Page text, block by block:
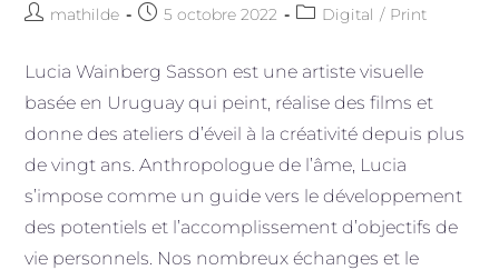
Auteur/autrice
publication :
mathilde
Publication
5 octobre 2022
PostDigital / Print
Lucia Wainberg Sasson est une artiste visuelle
basée en Uruguay qui peint, réalise des films et
donne des ateliers d’éveil à la créativité depuis plus
de vingt ans. Anthropologue de l’âme, Lucia
s’impose comme un guide vers le développement
des potentiels et l’accomplissement d’objectifs de
vie personnels. Nos nombreux échanges et le